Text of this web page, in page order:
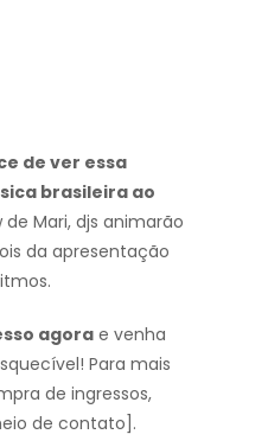
de ver essa
brasileira ao
Mari, djs animarão
da apresentação
agora e venha
Para mais
de ingressos,
de contato].